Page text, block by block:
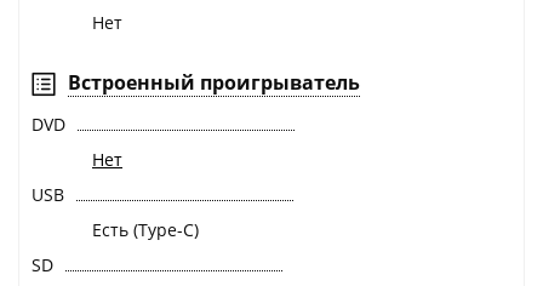
Нет
Встроенный проигрыватель
DVD
Нет
USB
Есть (Type-C)
SD